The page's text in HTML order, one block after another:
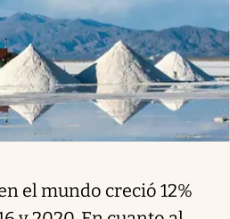
el mundo creció 12%